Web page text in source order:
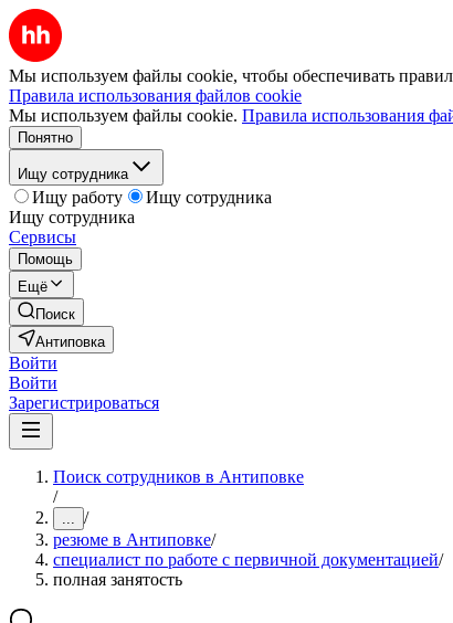
Мы используем файлы cookie, чтобы обеспечивать
Правила использования файлов cookie
Мы используем файлы cookie. Правила использования
Понятно
Ищу сотрудника
Ищу работу
Ищу сотрудника
Ищу сотрудника
Сервисы
Помощь
Ещё
Поиск
Антиповка
Войти
Войти
Зарегистрироваться
Поиск сотрудников в Антиповке
/
... /
резюме в Антиповке/
специалист по работе с первичной документацией/
полная занятость